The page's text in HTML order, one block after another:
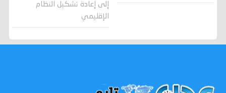
إلى إعادة تشكيل النظام
الإقليمي